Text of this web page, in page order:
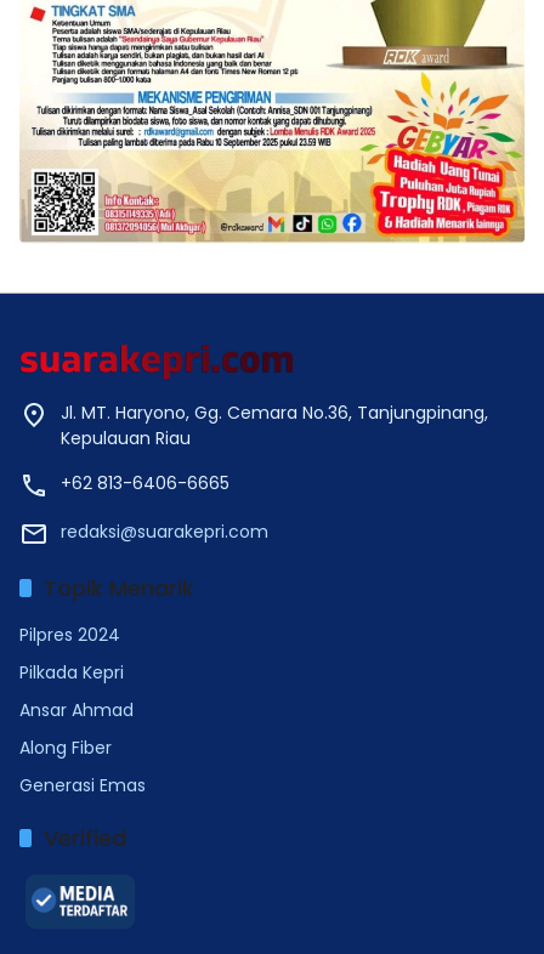
Jl. MT. Haryono, Gg. Cemara No.36, Tanjungpinang,
Kepulauan Riau
+62 813-6406-6665
redaksi@suarakepri.com
Topik Menarik
Pilpres 2024
Pilkada Kepri
Ansar Ahmad
Along Fiber
Generasi Emas
Verified